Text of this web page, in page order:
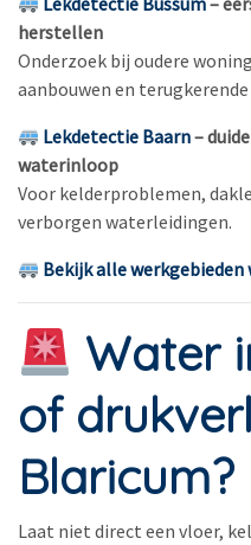
herstellen
Onderzoek bij oudere
aanbouwen en
Lekdetectie Baarn–
waterinloop
Voor kelderproblemen,
verborgen waterleidingen.
Bekijk alle
Water
of
Blaricum?
Laat niet direct een vloer,